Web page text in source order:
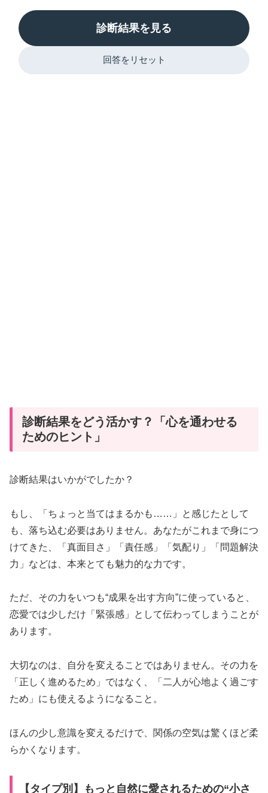
診断結果を見る
回答をリセット
診断結果をどう活かす？「心を通わせる
ためのヒント」
診断結果はいかがでしたか？
もし、「ちょっと当てはまるかも……」と感じたとして
も、落ち込む必要はありません。あなたがこれまで身につ
けてきた、「真面目さ」「責任感」「気配り」「問題解決
力」などは、本来とても魅力的な力です。
ただ、その力をいつも“成果を出す方向”に使っていると、
恋愛では少しだけ「緊張感」として伝わってしまうことが
あります。
大切なのは、自分を変えることではありません。その力を
「正しく進めるため」ではなく、「二人が心地よく過ごす
ため」にも使えるようになること。
ほんの少し意識を変えるだけで、関係の空気は驚くほど柔
らかくなります。
【タイプ別】もっと自然に愛されるための“小さ